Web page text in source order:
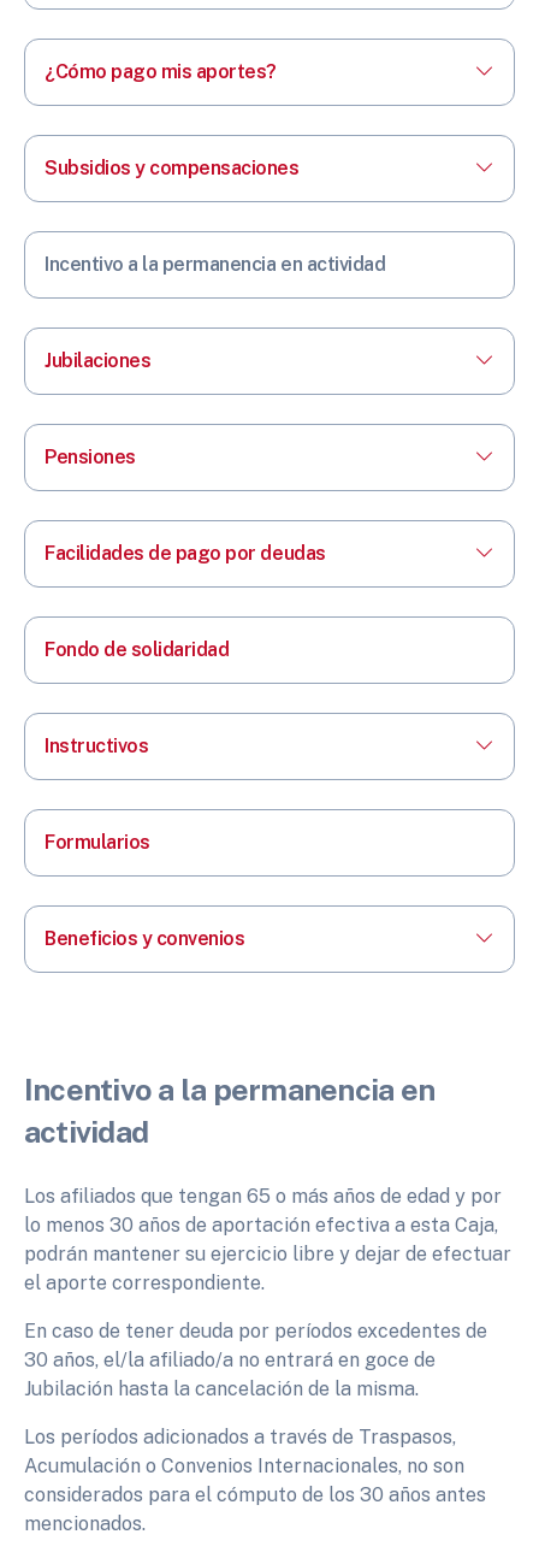
¿Cómo pago mis aportes?
Subsidios y compensaciones
Incentivo a la permanencia en actividad
Jubilaciones
Pensiones
Facilidades de pago por deudas
Fondo de solidaridad
Instructivos
Formularios
Beneficios y convenios
Incentivo a la permanencia en
actividad
Los afiliados que tengan 65 o más años de edad y por
lo menos 30 años de aportación efectiva a esta Caja,
podrán mantener su ejercicio libre y dejar de efectuar
el aporte correspondiente.
En caso de tener deuda por períodos excedentes de
30 años, el/la afiliado/a no entrará en goce de
Jubilación hasta la cancelación de la misma.
Los períodos adicionados a través de Traspasos,
Acumulación o Convenios Internacionales, no son
considerados para el cómputo de los 30 años antes
mencionados.